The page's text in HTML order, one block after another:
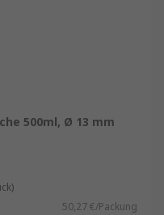
500ml, Ø 13 mm
50,27 €/Packung